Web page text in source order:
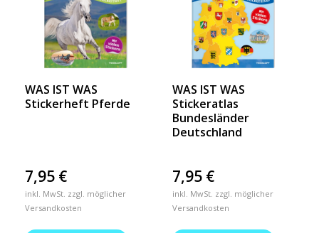
WAS IST WAS
Stickerheft Pferde
7,95 €
inkl. MwSt. zzgl. möglicher
Versandkosten
WAS IST WAS
Stickeratlas
Bundesländer
Deutschland
7,95 €
inkl. MwSt. zzgl. möglicher
Versandkosten